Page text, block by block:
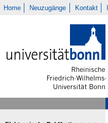
Home Neuzugänge Kontakt